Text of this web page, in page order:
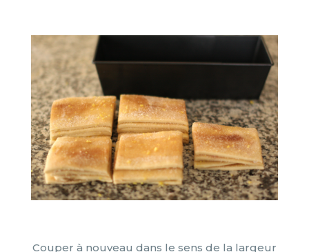
Couper à nouveau dans le sens de la largeur